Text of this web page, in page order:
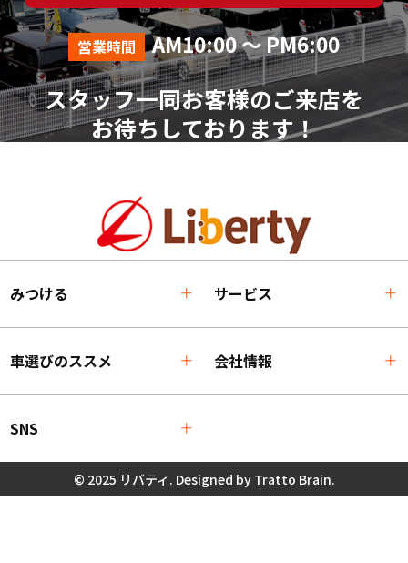
営業時間 AM10:00 ～ PM6:00
スタッフ一同お客様のご来店を
お待ちしております！
みつける サービス
車選びのススメ 会社情報
SNS
© 2025 リバティ. Designed by Tratto Brain.